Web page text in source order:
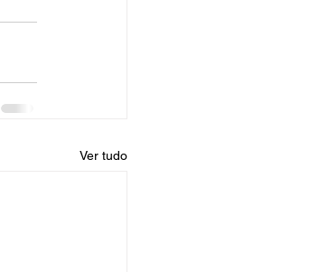
Ver tudo